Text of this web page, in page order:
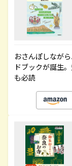
おさんぽしなが
ドブックが誕生
も必読